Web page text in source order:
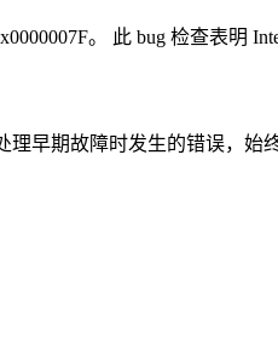
。 此 bug 检查表明
理早期故障时发生的错误，始